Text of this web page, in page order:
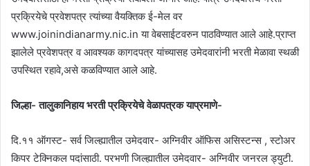
प्रक्रियेचे प्रवेशपत्र त्यांच्या वैयक्तिक ई-मेल वर
www.joinindianarmy.nic.in या वेबसाईटवरुन पाठविण्यात आले आहे.प्राप्त
झालेले प्रवेशपत्र व आवश्यक कागदपत्र यांच्यासह उमेदवारांनी भरती मेळावा स्थळी
उपस्थित रहावे,असे कळविण्यात आले आहे.
जिल्हा- तालुकानिहाय भरती प्रक्रियेचे वेळापत्रक याप्रमाणे-
दि.११ ऑगस्ट- सर्व जिल्ह्यातील उमेदवार- अग्निवीर ऑफिस असिस्टन्स , स्टोअर
किपर टेक्निकल पदांसाठी. परभणी जिल्ह्यातील उमेदवार- अग्निवीर जनरल ड्युटी.